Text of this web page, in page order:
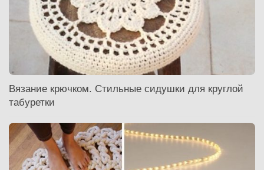
Вязание крючком. Стильные сидушки для круглой
табуретки